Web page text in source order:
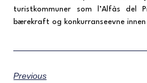
turistkommuner som l’Alfàs
bærekraft og konkurranseevne
Previous